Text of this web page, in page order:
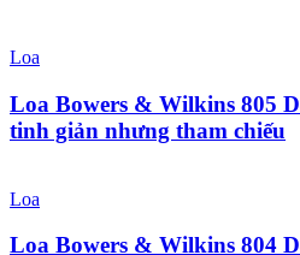
Loa
Loa Bowers & Wilkins 805
tinh giản nhưng tham chiếu
Loa
Loa Bowers & Wilkins 804